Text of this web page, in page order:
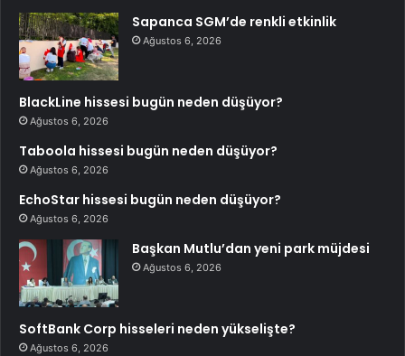
Sapanca SGM’de renkli etkinlik
Ağustos 6, 2026
BlackLine hissesi bugün neden düşüyor?
Ağustos 6, 2026
Taboola hissesi bugün neden düşüyor?
Ağustos 6, 2026
EchoStar hissesi bugün neden düşüyor?
Ağustos 6, 2026
Başkan Mutlu’dan yeni park müjdesi
Ağustos 6, 2026
SoftBank Corp hisseleri neden yükselişte?
Ağustos 6, 2026